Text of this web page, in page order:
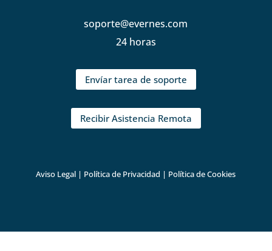
soporte@evernes.com
24 horas
Envíar tarea de soporte
Recibir Asistencia Remota
Aviso Legal | Política de Privacidad | Política de Cookies